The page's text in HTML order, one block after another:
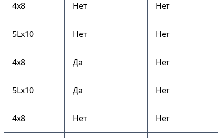
4х8 Нет Нет
5Lх10 Нет Нет
4х8 Да Нет
5Lх10 Да Нет
4х8 Нет Нет